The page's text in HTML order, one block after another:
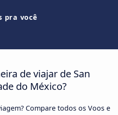
pra você
de viajar de San
do México?
Compare todos os Voos e